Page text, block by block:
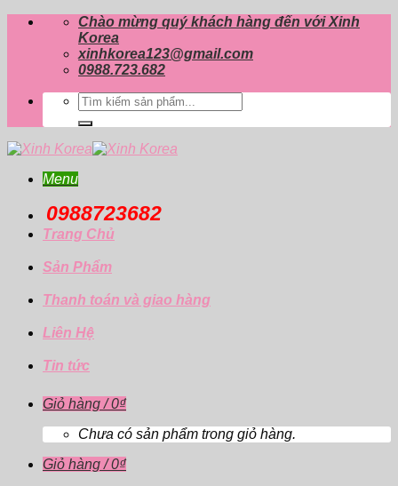
Skip
Chào mừng quý khách hàng đến với Xinh
Korea
xinhkorea123@gmail.com
0988.723.682
Tìm
kiếm:
Menu
0988723682
Trang Chủ
Sản Phẩm
Thanh toán và giao hàng
Liên Hệ
Tin tức
Giỏ hàng /0₫
Chưa có sản phẩm trong giỏ hàng.
Giỏ hàng /0₫